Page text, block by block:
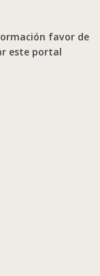
favor de
este portal